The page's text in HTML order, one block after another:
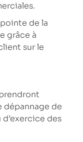
de la
grâce à
sur le
dépannage de
d’exercice des